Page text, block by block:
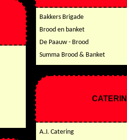
Bakkers Brigade
Brood en banket
De Paauw - Brood
Summa Brood & Banket
A.J. Catering